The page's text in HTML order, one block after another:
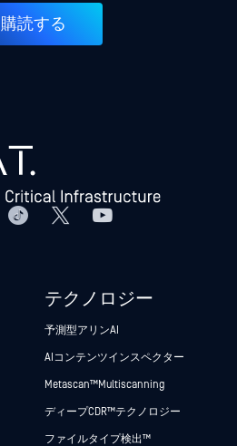
購読する
テクノロジー
予測型アリンAI
AIコンテンツインスペクター
Metascan™ Multiscanning
ディープCDR™テクノロジー
ファイルタイプ検出™